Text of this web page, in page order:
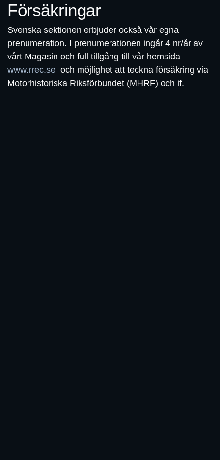
Försäkringar
Svenska sektionen erbjuder också vår egna
prenumeration. I prenumerationen ingår 4 nr/år av
vårt Magasin och full tillgång till vår hemsida
www.rrec.se och möjlighet att teckna försäkring via
Motorhistoriska Riksförbundet (MHRF) och if.